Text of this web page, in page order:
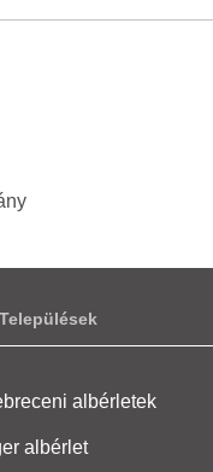
Települések
albérletek
albérlet